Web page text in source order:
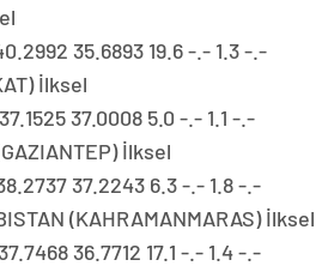
35.6893 19.6 -.- 1.3 -.-
İlksel
37.0008 5.0 -.- 1.1 -.-
İlksel
37.2243 6.3 -.- 1.8 -.-
(KAHRAMANMARAS) İlksel
36.7712 17.1 -.- 1.4 -.-